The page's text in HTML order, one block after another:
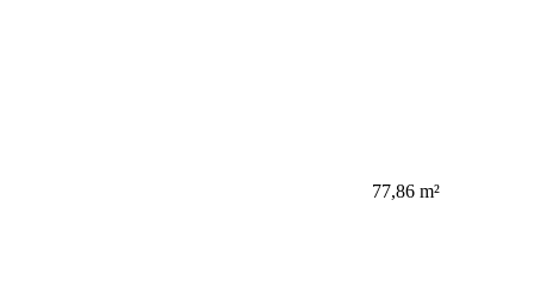
77,86 m²